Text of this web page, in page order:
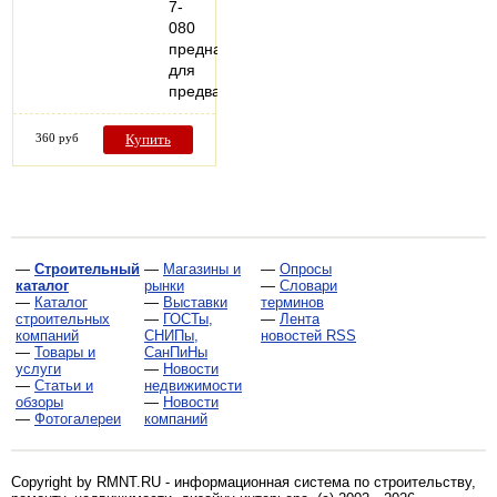
7-
080
предназначена
для
предварительных…
360 руб Купить
— Строительный
каталог
— Каталог
строительных
компаний
— Товары и
услуги
— Статьи и
обзоры
— Фотогалереи
— Магазины и
рынки
— Выставки
— ГОСТы,
СНИПы,
СанПиНы
— Новости
недвижимости
— Новости
компаний
— Опросы
— Словари
терминов
— Лента
новостей RSS
Copyright by RMNT.RU - информационная система по строительству,